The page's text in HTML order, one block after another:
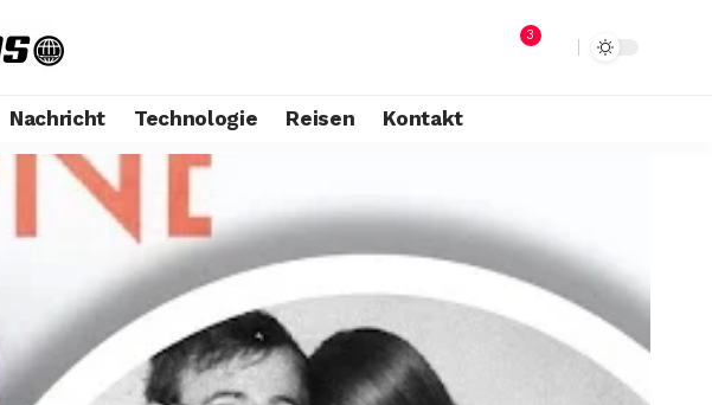
3
Nachricht Technologie Reisen Kontakt